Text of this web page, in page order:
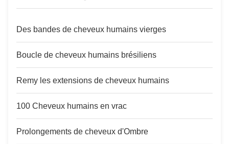
Des bandes de cheveux humains vierges
Boucle de cheveux humains brésiliens
Remy les extensions de cheveux humains
100 Cheveux humains en vrac
Prolongements de cheveux d'Ombre